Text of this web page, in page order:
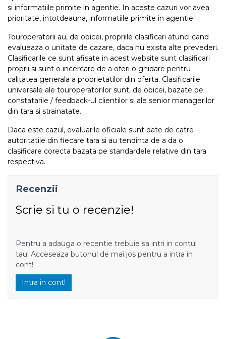
si informatiile primite in agentie. In aceste cazuri vor avea
prioritate, intotdeauna, informatiile primite in agentie.
Touroperatorii au, de obicei, propriile clasificari atunci cand
evalueaza o unitate de cazare, daca nu exista alte prevederi.
Clasificarile ce sunt afisate in acest website sunt clasificari
proprii si sunt o incercare de a oferi o ghidare pentru
calitatea generala a proprietatilor din oferta. Clasificarile
universale ale touroperatorilor sunt, de obicei, bazate pe
constatarile / feedback-ul clientilor si ale senior managerilor
din tara si strainatate.
Daca este cazul, evaluarile oficiale sunt date de catre
autoritatile din fiecare tara si au tendinta de a da o
clasificare corecta bazata pe standardele relative din tara
respectiva.
Recenzii
Scrie si tu o recenzie!
Pentru a adauga o recentie trebuie sa intri in contul
tau! Acceseaza butonul de mai jos pentru a intra in
cont!
Intra in cont!